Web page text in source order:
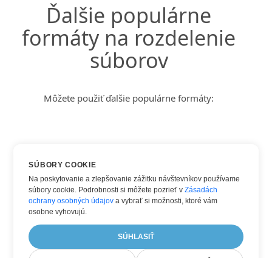
Ďalšie populárne
formáty na rozdelenie
súborov
Môžete použiť ďalšie populárne formáty:
DOCX
HTML
TXT
SÚBORY COOKIE
Na poskytovanie a zlepšovanie zážitku návštevníkov používame
súbory cookie. Podrobnosti si môžete pozrieť vZásadách
ochrany osobných údajov a vybrať si možnosti, ktoré vám
osobne vyhovujú.
SÚHLASIŤ